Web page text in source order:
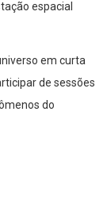
espacial
em curta
de sessões
do